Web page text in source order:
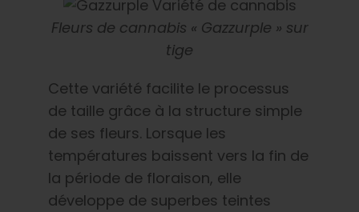
Fleurs de cannabis « Gazzurple » sur
tige
Cette variété facilite le processus
de taille grâce à la structure simple
de ses fleurs. Lorsque les
températures baissent vers la fin de
la période de floraison, elle
développe de superbes teintes